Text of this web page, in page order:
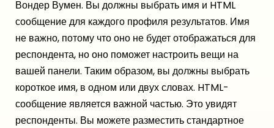
Вондер Вумен. Вы должны выбрать имя и HTML
сообщение для каждого профиля результатов. Имя
не важно, потому что оно не будет отображаться для
респондента, но оно поможет настроить вещи на
вашей панели. Таким образом, вы должны выбрать
короткое имя, в одном или двух словах. HTML-
сообщение является важной частью. Это увидят
респонденты. Вы можете разместить стандартное